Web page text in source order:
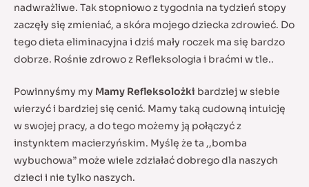
nadwrażliwe. Tak stopniowo z tygodnia na tydzień stopy
zaczęły się zmieniać, a skóra mojego dziecka zdrowieć. Do
tego dieta eliminacyjna i dziś mały roczek ma się bardzo
dobrze. Rośnie zdrowo z Refleksologia i braćmi w tle..
Powinnyśmy my Mamy Refleksolożki bardziej w siebie
wierzyć i bardziej się cenić. Mamy taką cudowną intuicję
w swojej pracy, a do tego możemy ją połączyć z
instynktem macierzyńskim. Myślę że ta ,,bomba
wybuchowa” może wiele zdziałać dobrego dla naszych
dzieci i nie tylko naszych.